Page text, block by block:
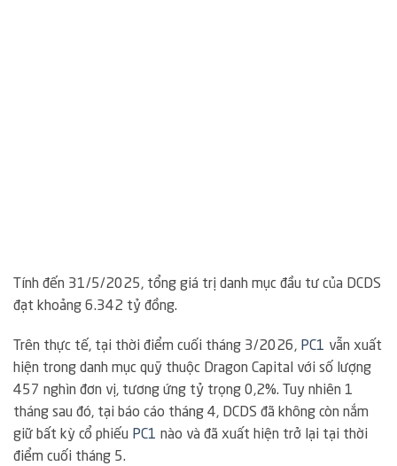
Tính đến 31/5/2025, tổng giá trị danh mục đầu tư của DCDS
đạt khoảng 6.342 tỷ đồng.
Trên thực tế, tại thời điểm cuối tháng 3/2026, PC1 vẫn xuất
hiện trong danh mục quỹ thuộc Dragon Capital với số lượng
457 nghìn đơn vị, tương ứng tỷ trọng 0,2%. Tuy nhiên 1
tháng sau đó, tại báo cáo tháng 4, DCDS đã không còn nắm
giữ bất kỳ cổ phiếu PC1 nào và đã xuất hiện trở lại tại thời
điểm cuối tháng 5.